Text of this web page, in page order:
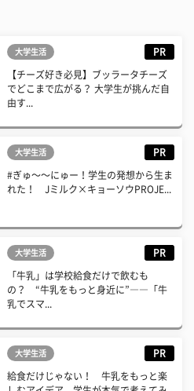
大学生活 PR
【チーズ好き必見】ブッラータチーズ
でどこまで広がる？ 大学生が挑んだ自
由す...
大学生活 PR
#ぎゅ〜〜にゅー！学生の発想から生ま
れた！ Jミルク×キョーソウPROJE...
大学生活 PR
「牛乳」は学校給食だけで飲むも
の？ “牛乳をもっと身近に”――「牛
乳でスマ...
大学生活 PR
給食だけじゃない！ 牛乳をもっと楽